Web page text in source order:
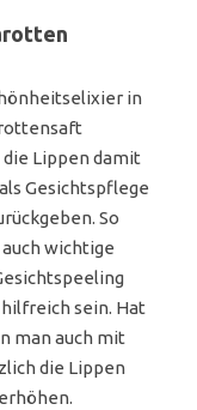
in
Lippen damit
Gesichtspflege
So
wichtige
sein. Hat
man auch mit
die Lippen